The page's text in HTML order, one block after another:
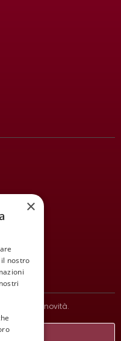
ultime novità.
×
nostro